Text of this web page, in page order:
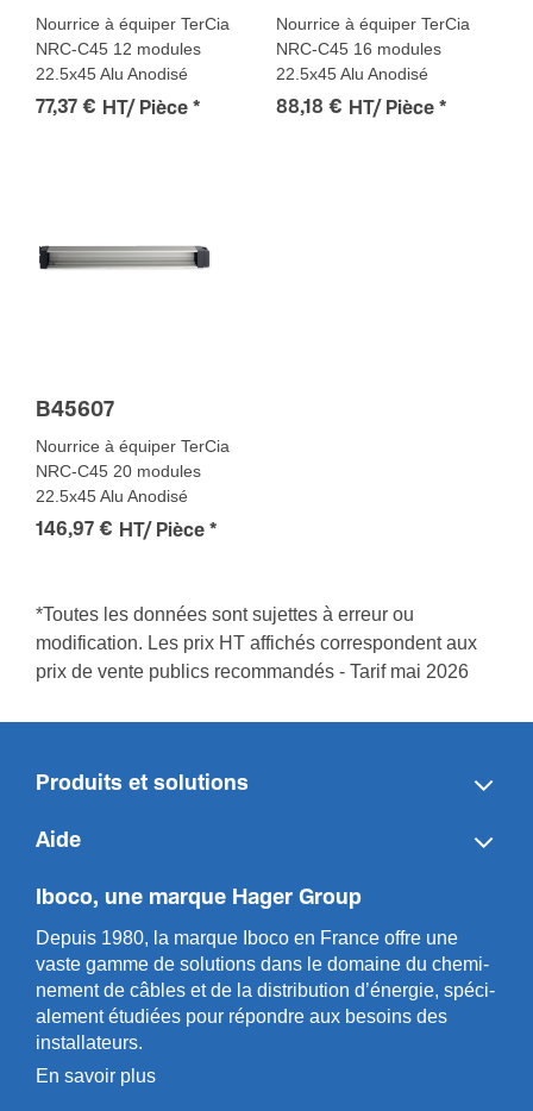
Nourrice à équiper TerCia
NRC-C45 12 modules
22.5x45 Alu Anodisé
77,37 € HT/ Pièce *
Nourrice à équiper TerCia
NRC-C45 16 modules
22.5x45 Alu Anodisé
88,18 € HT/ Pièce *
B45607
Nourrice à équiper TerCia
NRC-C45 20 modules
22.5x45 Alu Anodisé
146,97 € HT/ Pièce *
*Toutes les données sont sujettes à erreur ou
modification. Les prix HT affichés correspondent aux
prix de vente publics recommandés - Tarif mai 2026
Produits et solutions
Aide
Iboco, une marque Hager Group
Depuis 1980, la marque Iboco en France offre une
vaste gamme de solut­ions dans le domaine du chemi­
n­ement de câbles et de la distri­bution d’énergie, spéci­
a­l­ement étudiées pour répondre aux besoins des
installa­teurs.
En savoir plus